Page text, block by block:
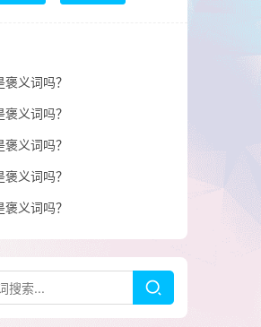
义词吗？
义词吗？
义词吗？
义词吗？
义词吗？